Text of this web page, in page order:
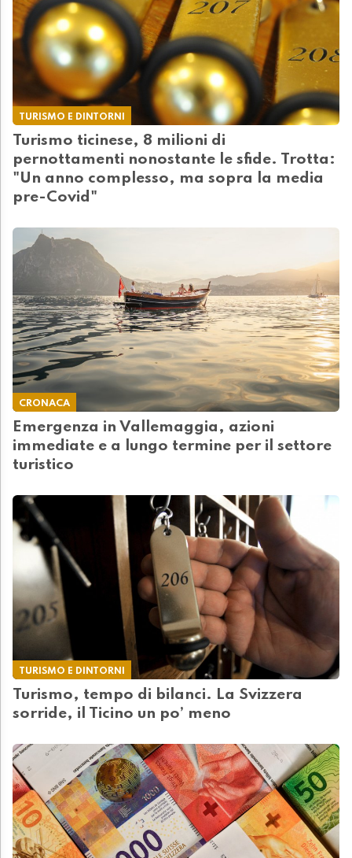
TURISMO E DINTORNI
Turismo ticinese, 8 milioni di
pernottamenti nonostante le sfide. Trotta:
"Un anno complesso, ma sopra la media
pre-Covid"
CRONACA
Emergenza in Vallemaggia, azioni
immediate e a lungo termine per il settore
turistico
TURISMO E DINTORNI
Turismo, tempo di bilanci. La Svizzera
sorride, il Ticino un po’ meno